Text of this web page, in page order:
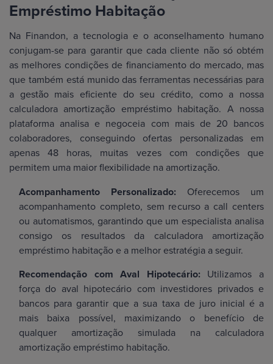
Empréstimo Habitação
Na Finandon, a tecnologia e o aconselhamento humano
conjugam-se para garantir que cada cliente não só obtém
as melhores condições de financiamento do mercado, mas
que também está munido das ferramentas necessárias para
a gestão mais eficiente do seu crédito, como a nossa
calculadora amortização empréstimo habitação. A nossa
plataforma analisa e negoceia com mais de 20 bancos
colaboradores, conseguindo ofertas personalizadas em
apenas 48 horas, muitas vezes com condições que
permitem uma maior flexibilidade na amortização.
Acompanhamento Personalizado: Oferecemos um
acompanhamento completo, sem recurso a call centers
ou automatismos, garantindo que um especialista analisa
consigo os resultados da calculadora amortização
empréstimo habitação e a melhor estratégia a seguir.
Recomendação com Aval Hipotecário: Utilizamos a
força do aval hipotecário com investidores privados e
bancos para garantir que a sua taxa de juro inicial é a
mais baixa possível, maximizando o benefício de
qualquer amortização simulada na calculadora
amortização empréstimo habitação.